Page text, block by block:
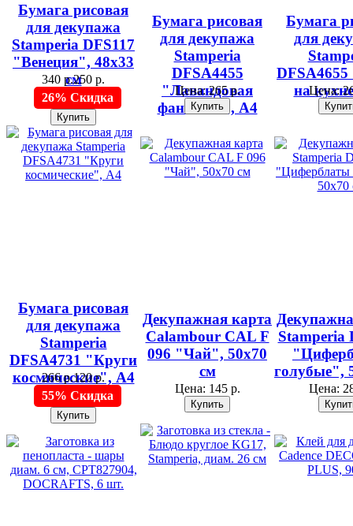
Бумага рисовая
для декупажа
Stamperia DFS117
"Венеция", 48х33
см
340 р.250 р.
26% Скидка
Бумага рисовая
для декупажа
Stamperia
DFSA4455
"Лавандовая
фантазия", А4
Цена:265 р.
Бумага
для
наЦена:
Бумага рисовая
для декупажа
Stamperia
DFSA4731 "Круги
космические", А4
266 р.120 р.
55% Скидка
Декупажная карта
Calambour CAL F
096 "Чай", 50х70
см
Цена: 145 р.
Stamperia
голубые",
Цена: